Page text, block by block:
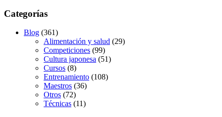
Categorías
Blog (361)
Alimentación y salud (29)
Competiciones (99)
Cultura japonesa (51)
Cursos (8)
Entrenamiento (108)
Maestros (36)
Otros (72)
Técnicas (11)